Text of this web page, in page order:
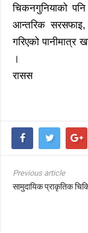
चिकनगुनियाको
आन्तरिक
गरिएको पानीमात्र
।
रासस
Previous article
सामुदायिक प्राकृतिक